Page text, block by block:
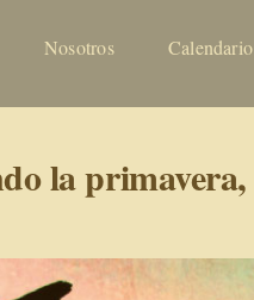
Nosotros Calendario
la primavera,